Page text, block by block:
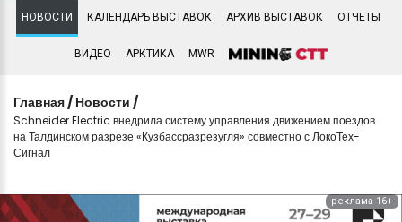
НОВОСТИ КАЛЕНДАРЬ ВЫСТАВОК АРХИВ ВЫСТАВОК ОТЧЕТЫ
ВИДЕО АРКТИКА MWR
Главная / Новости /
Schneider Electric внедрила систему управления движением поездов
на Талдинском разрезе «Кузбассразрезугля» совместно с ЛокоТех-
Сигнал
реклама 16+